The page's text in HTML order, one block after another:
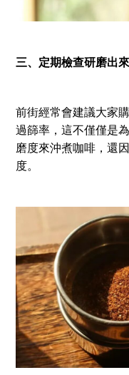
三、定期檢查研磨出
前街經常會建議大家
過篩率，這不僅僅是
磨度來沖煮咖啡，還
度。